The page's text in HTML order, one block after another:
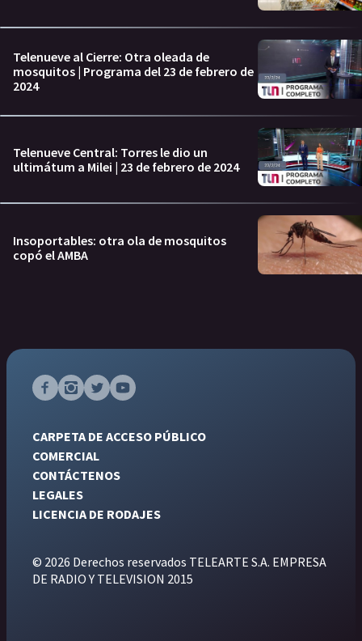
Telenueve al Cierre: Otra oleada de
mosquitos | Programa del 23 de febrero de
2024
Telenueve Central: Torres le dio un
ultimátum a Milei | 23 de febrero de 2024
Insoportables: otra ola de mosquitos
copó el AMBA
CARPETA DE ACCESO PÚBLICO
COMERCIAL
CONTÁCTENOS
LEGALES
LICENCIA DE RODAJES
© 2026 Derechos reservados TELEARTE S.A. EMPRESA
DE RADIO Y TELEVISION 2015